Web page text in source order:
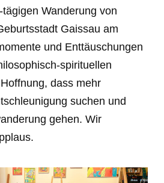
Wanderung von
Gaissau am
und Enttäuschungen
spirituellen
dass mehr
suchen und
gehen. Wir